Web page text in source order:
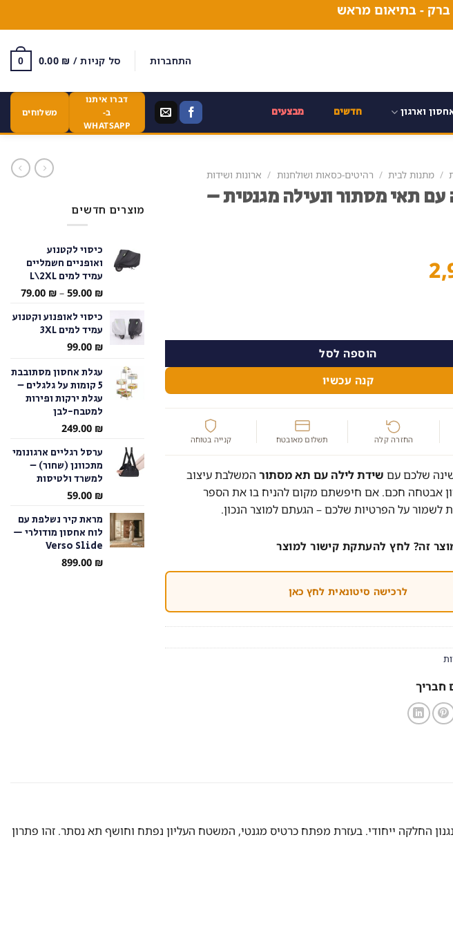
ברק - בתיאום מראש
התחברות סל קניות / 0.00 ₪
0
וארגון חדשים מבצעים
דברו איתנו
ב-
WHATSAPP
משלוחים
/ מתנות לבית / רהיטים-כסאות ושולחנות / ארונות ושידות
תאי מסתור ונעילה מגנטית –
הוספה לסל
קנה עכשיו
החזרה קלה תשלום מאובטח קנייה בטוחה
שלכם עם שידת לילה עם תא מסתור המשלבת עיצוב
אבטחה חכם. אם חיפשתם מקום להניח בו את הספר
לשמור על הפרטיות שלכם – הגעתם למוצר הנכון.
זה? לחץ להעתקת קישור למוצר
לרכישה סיטונאית לחץ כאן
חבריך
מוצרים חדשים
כיסוי לקטנוע
ואופניים חשמליים
עמיד למים L\2XL
59.00 ₪
–
79.00 ₪
טווח
כיסוי לאופנוע וקטנוע
עמיד למים 3XL
99.00 ₪
עגלת אחסון מסתובבת
5 קומות על גלגלים –
עגלת ירקות ופירות
למטבח-לבן
249.00 ₪
ערסל רגליים ארגונומי
מתכוונן (שחור) –
למשרד ולטיסות
59.00 ₪
מראת קיר נשלפת עם
לוח אחסון מודולרי —
Verso Slide
899.00 ₪
החלקה ייחודי. בעזרת מפתח כרטיס מגנטי, המשטח העליון נפתח וחושף תא נסתר. זהו פתרון